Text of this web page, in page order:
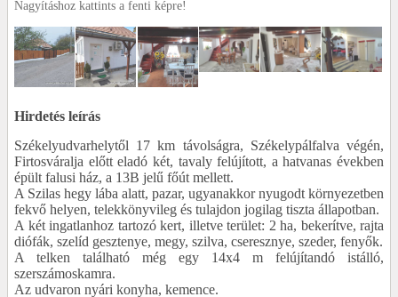
Nagyításhoz kattints a fenti képre!
Hirdetés leírás
Székelyudvarhelytől 17 km távolságra, Székelypálfalva végén,
Firtosváralja előtt eladó két, tavaly felújított, a hatvanas években
épült falusi ház, a 13B jelű főút mellett.
A Szilas hegy lába alatt, pazar, ugyanakkor nyugodt környezetben
fekvő helyen, telekkönyvileg és tulajdon jogilag tiszta állapotban.
A két ingatlanhoz tartozó kert, illetve terület: 2 ha, bekerítve, rajta
diófák, szelíd gesztenye, megy, szilva, cseresznye, szeder, fenyők.
A telken található még egy 14x4 m felújítandó istálló,
szerszámoskamra.
Az udvaron nyári konyha, kemence.